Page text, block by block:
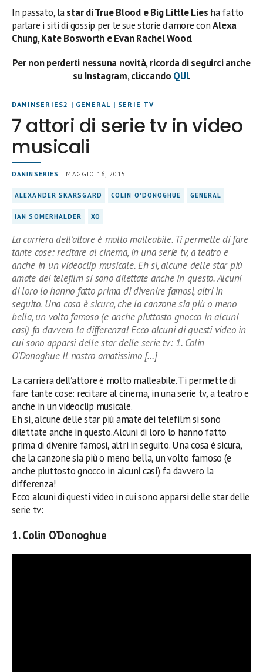
In passato, lastar di True Blood e Big Little Lies ha fatto
parlare i siti di gossip per le sue storie d’amore conAlexa
Chung, Kate Bosworth e Evan Rachel Wood.
Per non perderti nessuna novità, ricorda di seguirci anche
su Instagram, cliccando QUI.
DANINSERIES2 | GENERAL | SERIE TV
7 attori di serie tv in video
musicali
DANINSERIES | MAGGIO 16, 2015
ALEXANDER SKARSGARD COLIN O'DONOGHUE GENERAL
IAN SOMERHALDER XO
La carriera dell’attore è molto malleabile. Ti permette di fare
tante cose: recitare al cinema, in una serie tv, a teatro e
anche in un videoclip musicale. Eh sì, alcune delle star più
amate dei telefilm si sono dilettate anche in questo. Alcuni
di loro lo hanno fatto prima di divenire famosi, altri in
seguito. Una cosa è sicura, che la canzone sia più o meno
bella, un volto famoso (e anche piuttosto gnocco in alcuni
casi) fa davvero la differenza! Ecco alcuni di questi video in
cui sono apparsi delle star delle serie tv: 1. Colin
O’Donoghue Il nostro amatissimo […]
La carriera dell’attore è molto malleabile. Ti permette di
fare tante cose: recitare al cinema, in una serie tv, a teatro e
anche in un videoclip musicale.
Eh sì, alcune delle star più amate dei telefilm si sono
dilettate anche in questo. Alcuni di loro lo hanno fatto
prima di divenire famosi, altri in seguito. Una cosa è sicura,
che la canzone sia più o meno bella, un volto famoso (e
anche piuttosto gnocco in alcuni casi) fa davvero la
differenza!
Ecco alcuni di questi video in cui sono apparsi delle star delle
serie tv:
1. Colin O’Donoghue